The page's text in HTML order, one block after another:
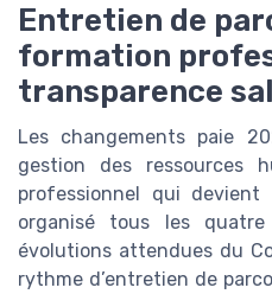
Entretien de
formation
transparence
Les changements paie
gestion des ressources
professionnel qui
organisé tous les
évolutions attendues du
rythme d’entretien de